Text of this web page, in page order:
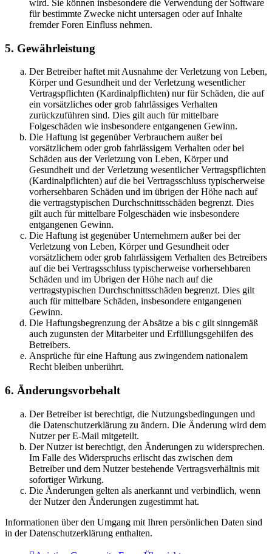
wird. Sie können insbesondere die Verwendung der Software
für bestimmte Zwecke nicht untersagen oder auf Inhalte
fremder Foren Einfluss nehmen.
5. Gewährleistung
Der Betreiber haftet mit Ausnahme der Verletzung von Leben,
Körper und Gesundheit und der Verletzung wesentlicher
Vertragspflichten (Kardinalpflichten) nur für Schäden, die auf
ein vorsätzliches oder grob fahrlässiges Verhalten
zurückzuführen sind. Dies gilt auch für mittelbare
Folgeschäden wie insbesondere entgangenen Gewinn.
Die Haftung ist gegenüber Verbrauchern außer bei
vorsätzlichem oder grob fahrlässigem Verhalten oder bei
Schäden aus der Verletzung von Leben, Körper und
Gesundheit und der Verletzung wesentlicher Vertragspflichten
(Kardinalpflichten) auf die bei Vertragsschluss typischerweise
vorhersehbaren Schäden und im übrigen der Höhe nach auf
die vertragstypischen Durchschnittsschäden begrenzt. Dies
gilt auch für mittelbare Folgeschäden wie insbesondere
entgangenen Gewinn.
Die Haftung ist gegenüber Unternehmern außer bei der
Verletzung von Leben, Körper und Gesundheit oder
vorsätzlichem oder grob fahrlässigem Verhalten des Betreibers
auf die bei Vertragsschluss typischerweise vorhersehbaren
Schäden und im Übrigen der Höhe nach auf die
vertragstypischen Durchschnittsschäden begrenzt. Dies gilt
auch für mittelbare Schäden, insbesondere entgangenen
Gewinn.
Die Haftungsbegrenzung der Absätze a bis c gilt sinngemäß
auch zugunsten der Mitarbeiter und Erfüllungsgehilfen des
Betreibers.
Ansprüche für eine Haftung aus zwingendem nationalem
Recht bleiben unberührt.
6. Änderungsvorbehalt
Der Betreiber ist berechtigt, die Nutzungsbedingungen und
die Datenschutzerklärung zu ändern. Die Änderung wird dem
Nutzer per E-Mail mitgeteilt.
Der Nutzer ist berechtigt, den Änderungen zu widersprechen.
Im Falle des Widerspruchs erlischt das zwischen dem
Betreiber und dem Nutzer bestehende Vertragsverhältnis mit
sofortiger Wirkung.
Die Änderungen gelten als anerkannt und verbindlich, wenn
der Nutzer den Änderungen zugestimmt hat.
Informationen über den Umgang mit Ihren persönlichen Daten sind
in der Datenschutzerklärung enthalten.